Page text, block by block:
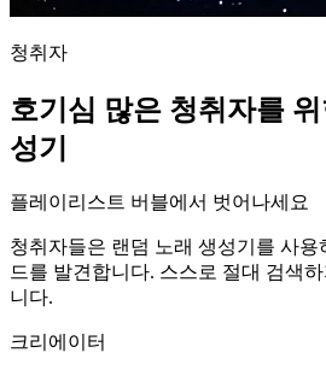
청취자
호기심 많은 청취자를
성기
플레이리스트 버블에서 벗어나세요
청취자들은 랜덤 노래 생성기를 사
드를 발견합니다. 스스로 절대 검색
니다.
크리에이터